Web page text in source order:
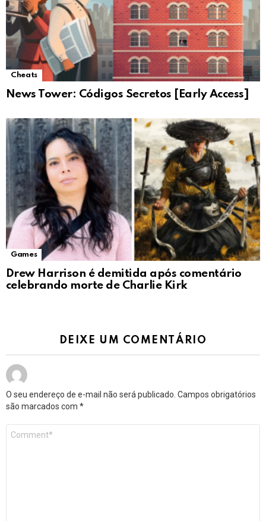
Cheats
News Tower: Códigos Secretos [Early Access]
Games
Drew Harrison é demitida após comentário
celebrando morte de Charlie Kirk
DEIXE UM COMENTÁRIO
O seu endereço de e-mail não será publicado. Campos obrigatórios
são marcados com *